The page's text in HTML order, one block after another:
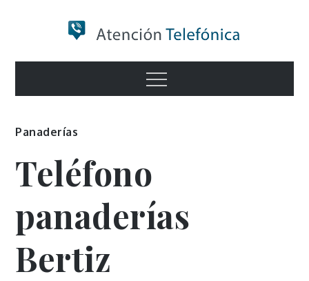
Numero de
Información
Menu
Panaderías
Teléfono
panaderías
Bertiz